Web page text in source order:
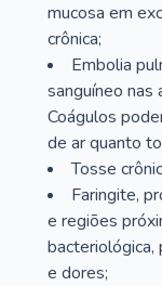
mucosa em
crônica;
Embolia
sanguíneo nas
Coágulos
de ar quanto
Tosse
Faringite,
e regiões
bacteriológica,
e dores;